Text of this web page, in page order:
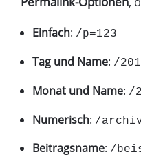
Einfach: /p=123
Tag und Name: /
Monat und Name: /
Numerisch: /
Beitragsname: /